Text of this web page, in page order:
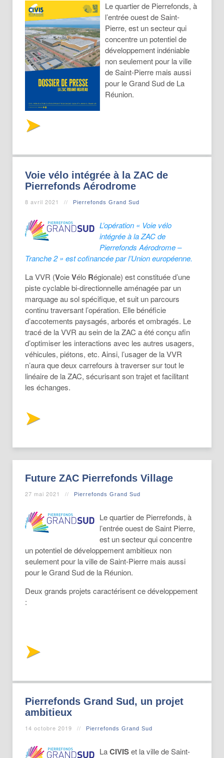
Le quartier de Pierrefonds, à
l’entrée ouest de Saint-
Pierre, est un secteur qui
concentre un potentiel de
développement indéniable
non seulement pour la ville
de Saint-Pierre mais aussi
pour le Grand Sud de La
Réunion.
Voie vélo intégrée à la ZAC de
Pierrefonds Aérodrome
8 avril 2021 Pierrefonds Grand Sud
L’opération « Voie vélo
intégrée à la ZAC de
Pierrefonds Aérodrome –
Tranche 2 » est cofinancée par l’Union européenne.
La VVR (VoieVélo Régionale) est constituée d’une
piste cyclable bi-directionnelle aménagée par un
marquage au sol spécifique, et suit un parcours
continu traversant l’opération. Elle bénéficie
d’accotements paysagés, arborés et ombragés. Le
tracé de la VVR au sein de la ZAC a été conçu afin
d’optimiser les interactions avec les autres usagers,
véhicules, piétons, etc. Ainsi, l’usager de la VVR
n’aura que deux carrefours à traverser sur tout le
linéaire de la ZAC, sécurisant son trajet et facilitant
les échanges.
Future ZAC Pierrefonds Village
27 mai 2021 Pierrefonds Grand Sud
Le quartier de Pierrefonds, à
l’entrée ouest de Saint Pierre,
est un secteur qui concentre
un potentiel de développement ambitieux non
seulement pour la ville de Saint-Pierre mais aussi
pour le Grand Sud de la Réunion.
Deux grands projets caractérisent ce développement
:
Pierrefonds Grand Sud, un projet
ambitieux
14 octobre 2019 Pierrefonds Grand Sud
LaCIVISet la ville de Saint-